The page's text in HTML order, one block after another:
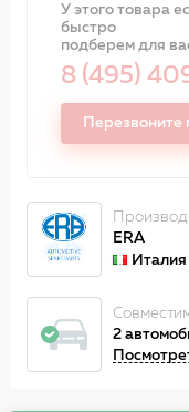
У этого товара
быстро
подберем для
8 (495)
Перезвоните
ERA
Италия
2